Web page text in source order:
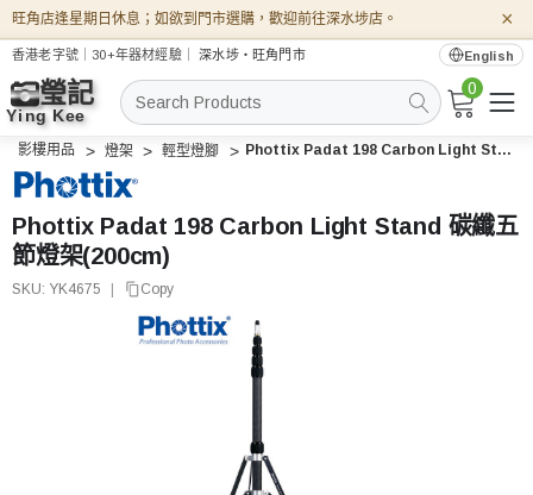
旺角店逢星期日休息；如欲到門市選購，歡迎前往深水埗店。 ×
香港老字號｜30+年器材經驗｜深水埗・旺角門市 English
搜
索
0
影樓用品 燈架 輕型燈腳 Phottix Padat 198 Carbon Light Stand 碳纖五節燈架(200cm)
Phottix Padat 198 Carbon Light Stand 碳纖五
節燈架(200cm)
SKU: YK4675 Copy